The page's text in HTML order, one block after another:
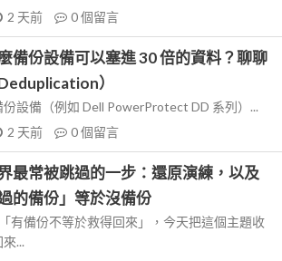
2 天前 0個留言
備份設備可以塞進 30 倍的資料？聊聊
）
設備（例如 Dell PowerProtect DD 系列）...
2 天前 0個留言
最常被跳過的一步：還原演練，以及
的備份」等於沒備份
有備份不等於救得回來」，今天把這個主題收
...